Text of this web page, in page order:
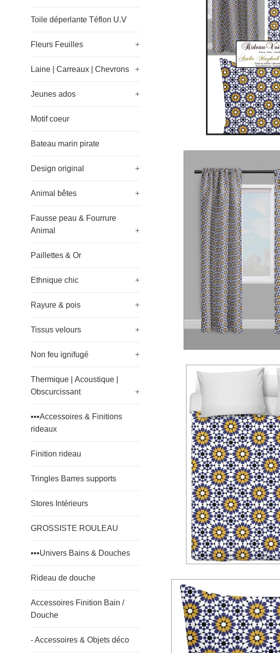
Toile déperlante Téflon U.V
Fleurs Feuilles +
Laine | Carreaux | Chevrons +
Jeunes ados +
Motif coeur
Bateau marin pirate
Design original +
Animal bêtes +
Fausse peau & Fourrure
Animal
+
Paillettes & Or
Ethnique chic +
Rayure & pois +
Tissus velours +
Non feu ignifugé +
Thermique | Acoustique |
Obscurcissant
+
▪️▪️▪️Accessoires & Finitions
rideaux
Finition rideau
Tringles Barres supports
Stores Intérieurs
GROSSISTE ROULEAU
▪️▪️▪️Univers Bains & Douches
Rideau de douche
Accessoires Finition Bain /
Douche
- Accessoires & Objets déco